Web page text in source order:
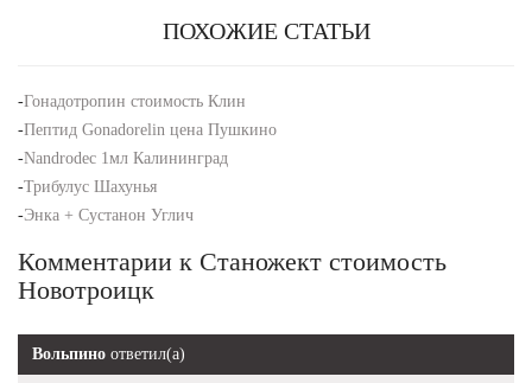
ПОХОЖИЕ СТАТЬИ
-Гонадотропин стоимость Клин
-Пептид Gonadorelin цена Пушкино
-Nandrodec 1мл Калининград
-Трибулус Шахунья
-Энка + Сустанон Углич
Комментарии к Станожект стоимость
Новотроицк
Вольпино ответил(а)